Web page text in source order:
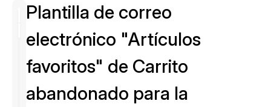
Plantilla de correo
electrónico "Artículos
favoritos" de Carrito
abandonado para la